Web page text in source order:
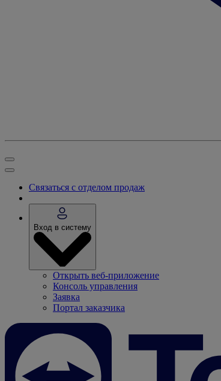
Связаться с отделом продаж
Вход в систему
Открыть веб-приложение
Консоль управления
Заявка
Портал заказчика